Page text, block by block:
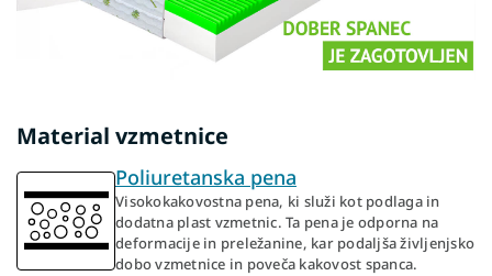
Material vzmetnice
Poliuretanska pena
Visokokakovostna pena, ki služi kot podlaga in
dodatna plast vzmetnic. Ta pena je odporna na
deformacije in preležanine, kar podaljša življenjsko
dobo vzmetnice in poveča kakovost spanca.